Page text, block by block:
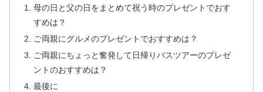
母の日と父の日をまとめて祝う時のプレゼントでおす
すめは？
ご両親にグルメのプレゼントでおすすめは？
ご両親にちょっと奮発して日帰りバスツアーのプレゼ
ントのおすすめは？
最後に